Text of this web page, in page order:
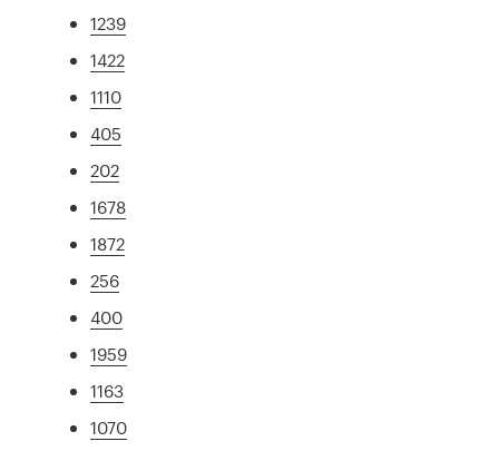
1239
1422
1110
405
202
1678
1872
256
400
1959
1163
1070